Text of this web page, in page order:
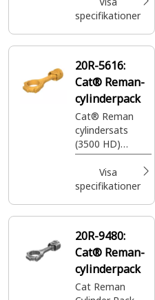
specifikationer
20R-5616:
Cat® Reman-
cylinderpack
Cat® Reman
cylindersats
(3500 HD)
(15.3:1)
Visa
specifikationer
20R-9480:
Cat® Reman-
cylinderpack
Cat Reman